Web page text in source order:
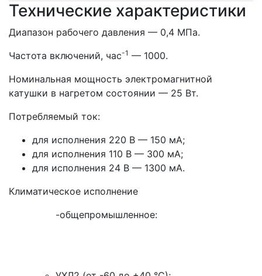
Технические характеристики
Диапазон рабочего давления — 0,4 МПа.
Частота включений, час-1 — 1000.
Номинальная мощность электромагнитной
катушки в нагретом состоянии — 25 Вт.
Потребляемый ток:
для исполнения 220 В — 150 мА;
для исполнения 110 В — 300 мА;
для исполнения 24 В — 1300 мА.
Климатическое исполнение
-общепромышленное: